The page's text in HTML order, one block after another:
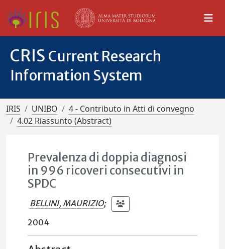
CRIS Current Research
Information System
IRIS UNIBO
4 - Contributo in Atti di convegno
4.02 Riassunto (Abstract)
Prevalenza di doppia diagnosi
in 996 ricoveri consecutivi in
SPDC
BELLINI, MAURIZIO;
2004